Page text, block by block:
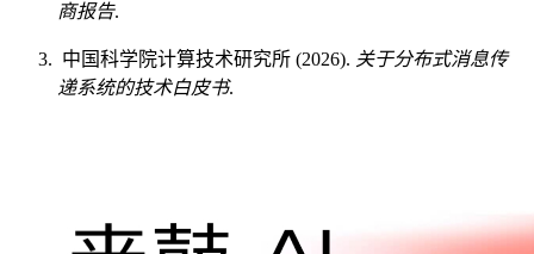
商报告.
中国科学院计算技术研究所 (2026). 关于分布式消息传
递系统的技术白皮书.